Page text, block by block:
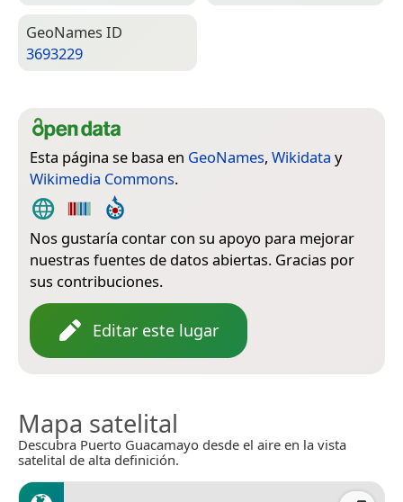
Geo­Names ID
3693229
Esta página se basa en GeoNames, Wikidata y
Wikimedia Commons.
Nos gustaría contar con su apoyo para mejorar
nuestras fuentes de datos abiertas. Gracias por
sus contribuciones.
Editar este lugar
Mapa satelital
Descubra Puerto Guacamayo desde el aire en la vista
satelital de alta definición.